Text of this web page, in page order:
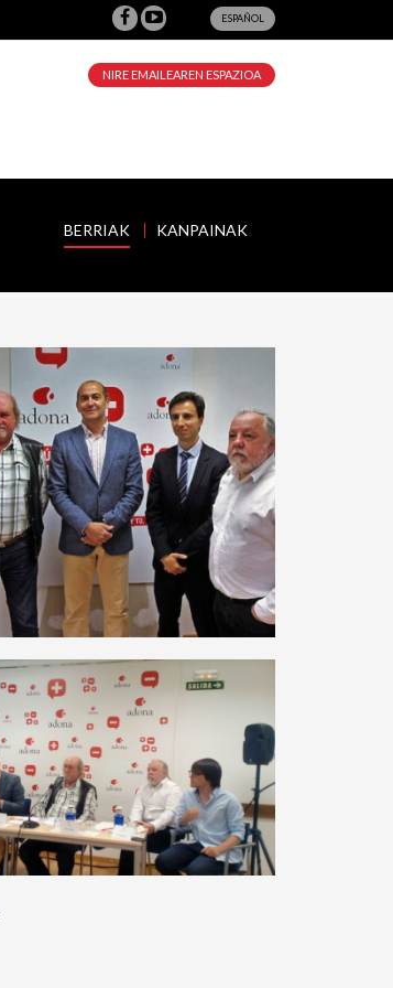
ESPAÑOL
NIRE EMAILEAREN ESPAZIOA
BERRIAK KANPAINAK